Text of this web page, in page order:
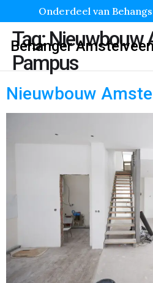
Onderdeel van
Behanger
Tag:Nieuwbouw
Pampus
Nieuwbouw